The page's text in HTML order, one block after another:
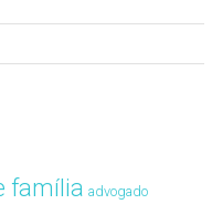
família advogado